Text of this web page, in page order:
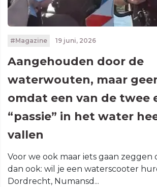
#Magazine 19 juni, 2026
Aangehouden door de
waterwouten, maar
omdat een van de twee
“passie” in het water
vallen
Voor we ook maar iets gaan zeggen
dan ook: wil je een waterscooter
Dordrecht, Numansd...